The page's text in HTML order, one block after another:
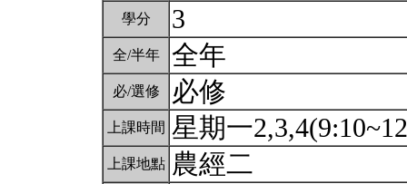
學分 3
全/半年 全年
必/選修 必修
上課時間 星期一
上課地點 農經二